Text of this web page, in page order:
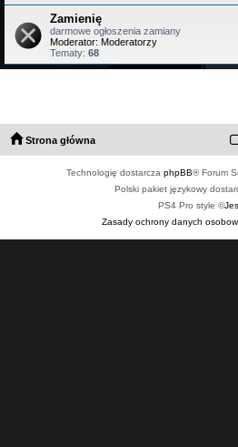
Zamienię
darmowe ogłoszenia zamiany
Moderator: Moderatorzy
Tematy: 68
Strona główna
Technologię dostarcza phpBB® Forum
Polski pakiet językowy
PS4 Pro style ©
Zasady ochrony danych